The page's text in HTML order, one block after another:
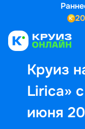
Круиз
Lirica»
июня